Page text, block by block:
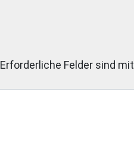
Erforderliche Felder sind mit